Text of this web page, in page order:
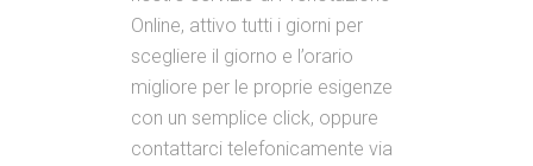
Online, attivo tutti i giorni per
scegliere il giorno e l’orario
migliore per le proprie esigenze
con un semplice click, oppure
contattarci telefonicamente via